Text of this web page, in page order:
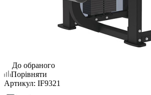
До обраного
Порівняти
Артикул: IF9321